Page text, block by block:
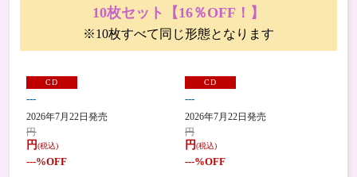
10枚セット【16％OFF！】
※10枚すべて同じ形態となります
CD
---
2026年7月22日発売
円
円(税込)
---%OFF
CD
---
2026年7月22日発売
円
円(税込)
---%OFF